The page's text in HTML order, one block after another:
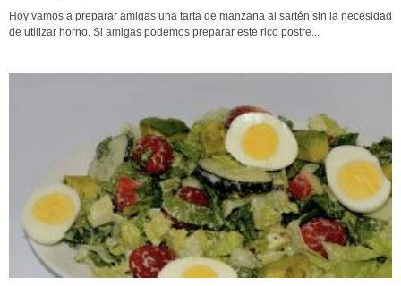
Hoy vamos a preparar amigas una tarta de manzana al sartén sin la necesidad
de utilizar horno. Si amigas podemos preparar este rico postre...